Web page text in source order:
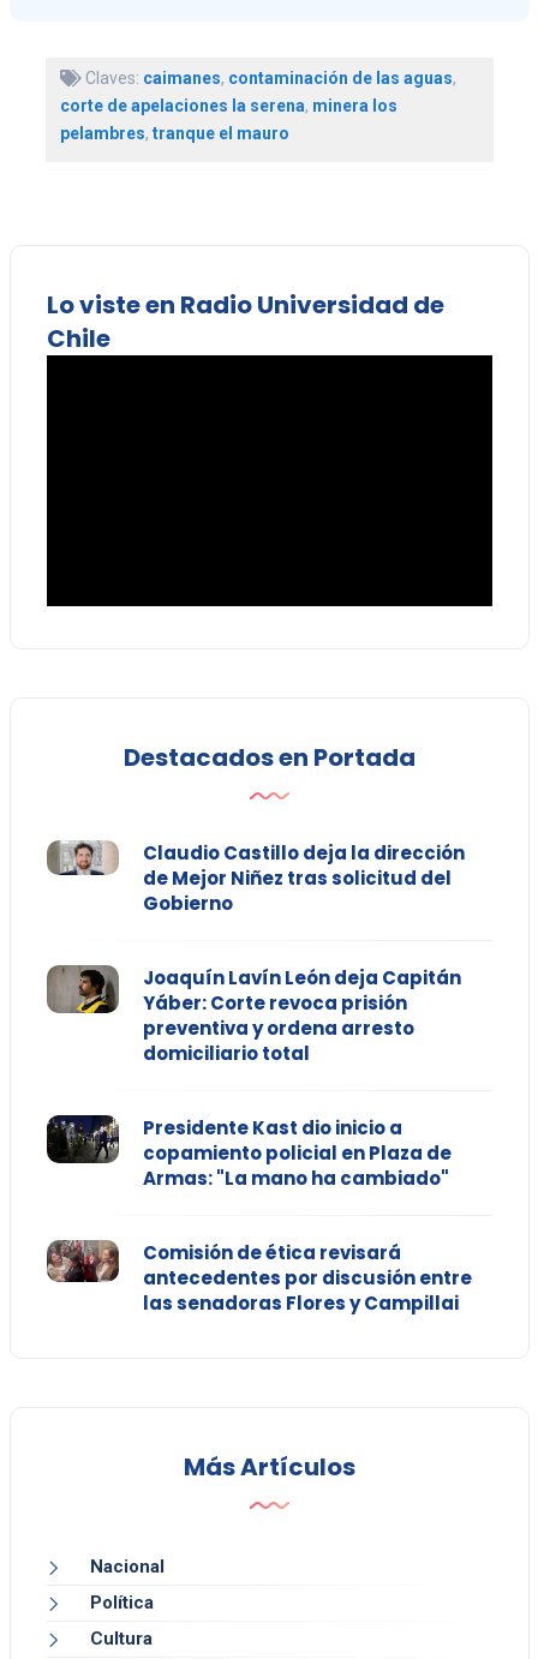
Claves: caimanes, contaminación de las aguas,
corte de apelaciones la serena, minera los
pelambres, tranque el mauro
Lo viste en Radio Universidad de
Chile
Destacados en Portada
Claudio Castillo deja la dirección
de Mejor Niñez tras solicitud del
Gobierno
Joaquín Lavín León deja Capitán
Yáber: Corte revoca prisión
preventiva y ordena arresto
domiciliario total
Presidente Kast dio inicio a
copamiento policial en Plaza de
Armas: "La mano ha cambiado"
Comisión de ética revisará
antecedentes por discusión entre
las senadoras Flores y Campillai
Más Artículos
Nacional
Política
Cultura